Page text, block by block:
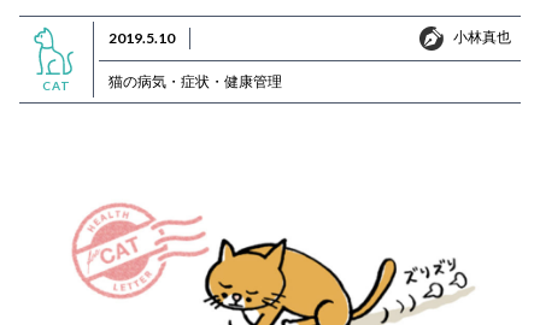
CAT
2019.5.10 小林真也
小林真也
猫の病気・症状・健康管理